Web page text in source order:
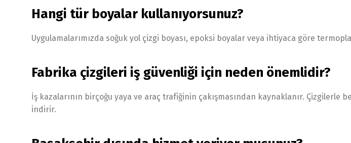
Hangi tür boyalar kullanıyorsunuz?
Uygulamalarımızda soğuk yol çizgi boyası, epoksi boyalar veya ihtiyaca göre
Fabrika çizgileri iş güvenliği için neden önemlidir?
İş kazalarının birçoğu yaya ve araç trafiğinin çakışmasından kaynaklanır. Çizgilerle
indirir.